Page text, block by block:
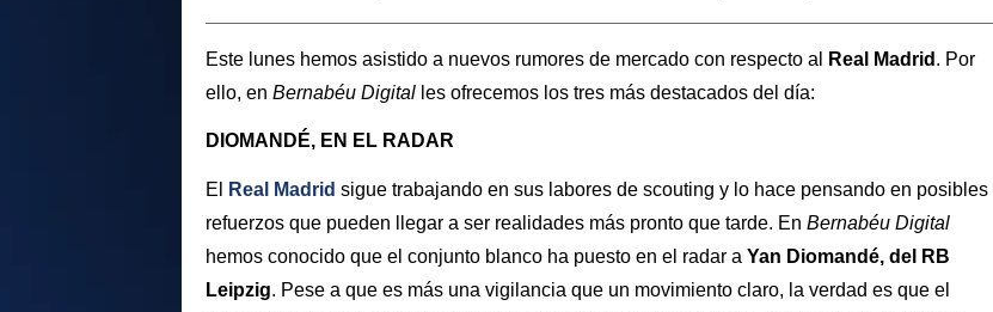
Este lunes hemos asistido a nuevos rumores de mercado con respecto al Real Madrid . Por
ello, en Bernabéu Digital les ofrecemos los tres más destacados del día:
DIOMANDÉ, EN EL RADAR
El Real Madrid sigue trabajando en sus labores de scouting y lo hace pensando en posibles
refuerzos que pueden llegar a ser realidades más pronto que tarde. En Bernabéu Digital
hemos conocido que el conjunto blanco ha puesto en el radar a Yan Diomandé, del RB
Leipzig. Pese a que es más una vigilancia que un movimiento claro, la verdad es que el